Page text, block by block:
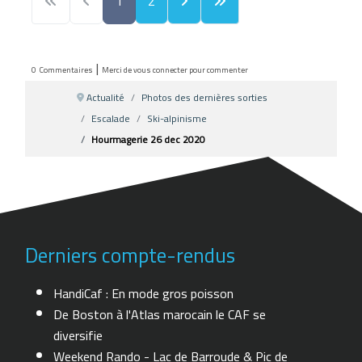
0 Commentaires | Merci de vous connecter pour commenter
Actualité
Photos des dernières sorties
Escalade
Ski-alpinisme
Hourmagerie 26 dec 2020
Derniers compte-rendus
HandiCaf : En mode gros poisson
De Boston à l'Atlas marocain le CAF se
diversifie
Weekend Rando - Lac de Barroude & Pic de